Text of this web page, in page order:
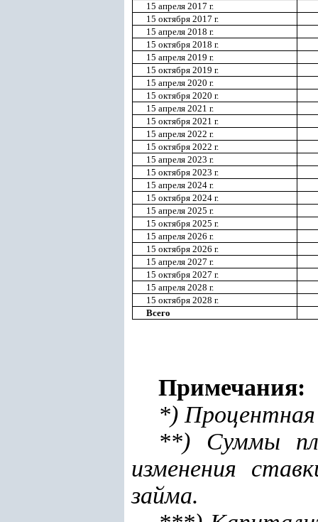
15 апреля 2017 г.
15 октября 2017 г.
15 апреля 2018 г.
15 октября 2018 г.
15 апреля 2019 г.
15 октября 2019 г.
15 апреля 2020 г.
15 октября 2020 г.
15 апреля 2021 г.
15 октября 2021 г.
15 апреля 2022 г.
15 октября 2022 г.
15 апреля 2023 г.
15 октября 2023 г.
15 апреля 2024 г.
15 октября 2024 г.
15 апреля 2025 г.
15 октября 2025 г.
15 апреля 2026 г.
15 октября 2026 г.
15 апреля 2027 г.
15 октября 2027 г.
15 апреля 2028 г.
15 октября 2028 г.
Всего
Примечания:
*) Процентная
**) Суммы
изменения
займа.